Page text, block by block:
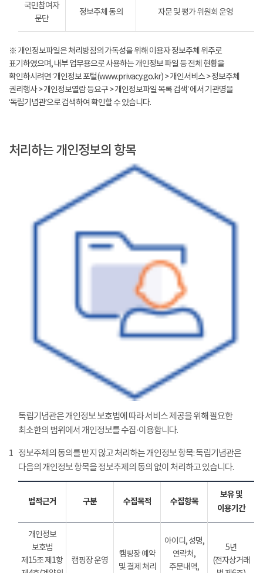
국민참여자
문단
정보주체 동의 자문 및 평가 위원회 운영
※ 개인정보파일은 처리방침의 가독성을 위해 이용자 정보주체 위주로
표기하였으며, 내부 업무용으로 사용하는 개인정보 파일 등 전체 현황을
확인하시려면 ‘개인정보 포털(www.privacy.go.kr) > 개인서비스 > 정보주체
권리행사 > 개인정보열람 등요구 > 개인정보파일 목록 검색’ 에서 기관명을
‘독립기념관’으로 검색하여 확인할 수 있습니다.
처리하는 개인정보의 항목
독립기념관은 개인정보 보호법에 따라 서비스 제공을 위해 필요한
최소한의 범위에서 개인정보를 수집·이용합니다.
1 정보주체의 동의를 받지 않고 처리하는 개인정보 항목: 독립기념관은
다음의 개인정보 항목을 정보추제의 동의 없이 처리하고 있습니다.
법적근거 구분 수집목적 수집항목
보유 및
이용기간
개인정보
보호법
제15조 제1항
캠핑장 운영
캠핑장 예약
및 결제 처리
아이디, 성명,
연락처,
주문내역,
5년
(전자상거래